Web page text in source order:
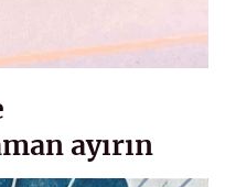
ayırın